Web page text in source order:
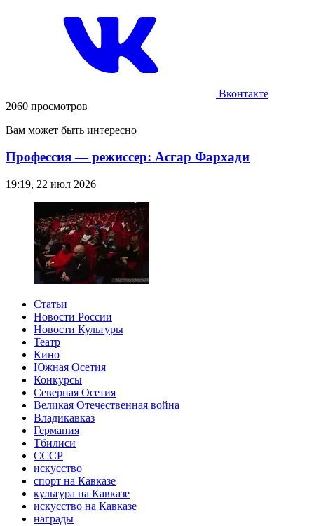
Вконтакте
2060 просмотров
Вам может быть интересно
Профессия — режиссер: Асгар Фархади
19:19, 22 июл 2026
Статьи
Новости России
Новости Культуры
Театр
Кино
Южная Осетия
Конкурсы
Северная Осетия
Великая Отечественная война
Владикавказ
Германия
Тбилиси
СССР
искусство
спорт на Кавказе
культура на Кавказе
искусство на Кавказе
награды